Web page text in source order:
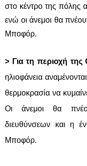
στο κέντρο της πόλης
ενώ οι άνεμοι θα
Μποφόρ.
> Για τη περιοχή της
ηλιοφάνεια
θερμοκρασία να
Οι άνεμοι θα
διευθύνσεων και η
Μποφόρ.